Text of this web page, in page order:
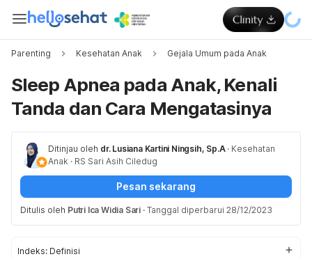
Parenting Kesehatan Anak Gejala Umum pada Anak
Sleep Apnea pada Anak, Kenali
Tanda dan Cara Mengatasinya
Ditinjau oleh dr. Lusiana Kartini Ningsih, Sp.A · Kesehatan
Anak · RS Sari Asih Ciledug
Pesan sekarang
Ditulis oleh Putri Ica Widia Sari · Tanggal diperbarui 28/12/2023
Indeks: Definisi